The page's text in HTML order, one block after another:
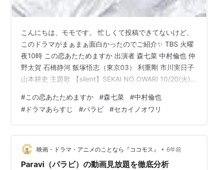
こんにちは、モモです。 忙しくて投稿できてないけど、
このドラマがまぁまぁ面白かったのでご紹介✨ TBS 火曜
夜10時 この恋あたためますか 出演者 森七菜 中村倫也 仲
野太賀 石橋静河 飯塚悟志（東京03） 利重剛 市川実日子
山本耕史 主題歌 【silent】SEKAI NO OWARI 10/20(火)
若い女の子とおじさんの組み合わせで、福山雅治さんの
ドラマ【ラヴソング】がチラついてましたが、1話を見終
わるころには森七菜ちゃんと中村倫也くんのドラマとし
て入ってきた♬ 森七菜ちゃんの役は井上樹木。 地下アイ
ドルをしてたけど21歳はアイドルと…
#この恋あたためますか #森七菜 #中村倫也
# ドラマあらすじ #パラビ #セカイノオワリ
映画・ドラマ・アニメのことなら『ココモス』 • 6年前
Paravi（パラビ）の動画見放題を徹底分析